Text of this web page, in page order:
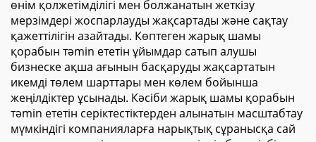
өнім қолжетімділігі мен болжанатын жеткізу
мерзімдері жоспарлауды жақсартады және сақтау
қажеттілігін азайтады. Көптеген жарық шамы
қорабын тәmin ететін ұйымдар сатып алушы
бизнеске ақша ағынын басқаруды жақсартатын
икемді төлем шарттары мен көлем бойынша
жеңілдіктер ұсынады. Кәсіби жарық шамы қорабын
тәmin ететін серіктестіктерден алынатын масштабтау
мүмкіндігі компанияларға нарықтық сұранысқа сай